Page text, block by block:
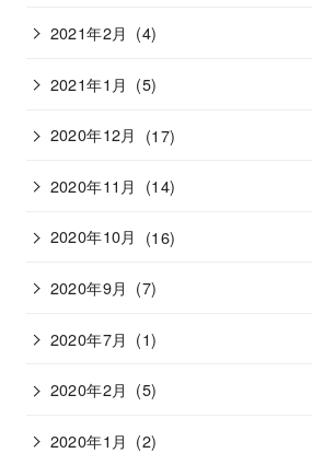
2021年2月 (4)
2021年1月 (5)
2020年12月 (17)
2020年11月 (14)
2020年10月 (16)
2020年9月 (7)
2020年7月 (1)
2020年2月 (5)
2020年1月 (2)